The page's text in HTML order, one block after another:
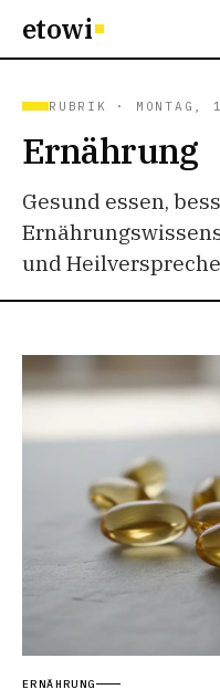
etowi
RUBRIK ·
Ernährung
Gesund essen,
und
ERNÄHRUNG